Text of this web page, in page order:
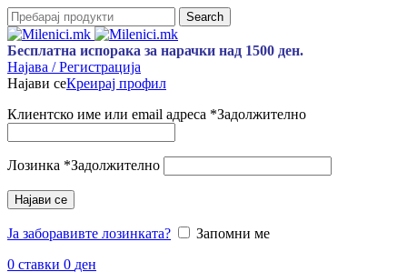
Search
Бесплатна испорака за нарачки над 1500 ден.
Најава / Регистрација
Најави сеКреирај профил
Клиентско име или email адреса *Задолжително
Лозинка *Задолжително
Најави се
Ја заборавивте лозинката?
Запомни ме
0 ставки 0 ден